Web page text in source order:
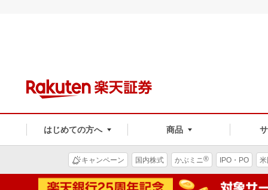
はじめての方へ 商品
キャンペーン 国内株式 かぶミニ® IPO・PO